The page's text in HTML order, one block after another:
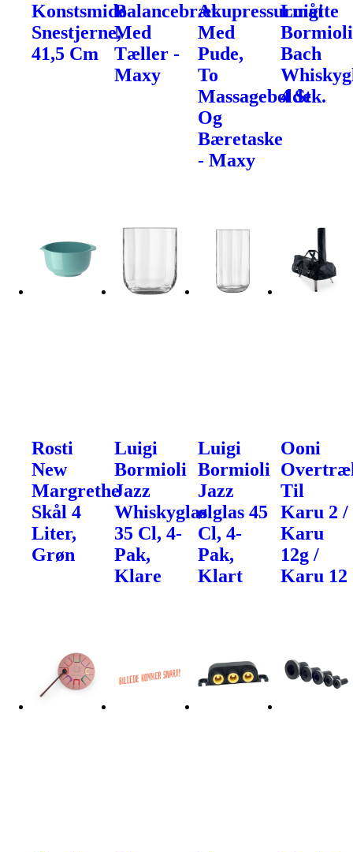
Konstsmide
Snestjerne,
41,5 Cm
Balancebræt
Med
Tæller -
Maxy
Akupressurmåtte
Med
Pude,
To
Massagebolde
Og
Bæretaske
- Maxy
Luigi
Bormioli
Bach
4 Stk.
Rosti
New
Margrethe
Skål 4
Liter,
Grøn
Luigi
Bormioli
Jazz
Whiskyglas
35 Cl, 4-
Pak,
Klare
Luigi
Bormioli
Jazz
ølglas 45
Cl, 4-
Pak,
Klart
Ooni
Til
Karu 2 /
Karu
12g /
Karu 12